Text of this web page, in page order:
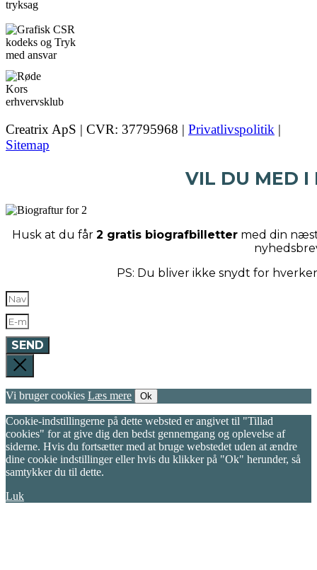
Creatrix ApS | CVR: 37795968 | Privatlivspolitik |
Sitemap
VIL DU MED I
Husk at du får 2 gratis biografbillettermed din
PS: Du bliver ikke snydt for
SEND
Vi bruger cookies Læs mere Ok
Cookie-indstillingerne på dette websted er angivet til "Tillad
cookies" for at give dig den bedst gennemgang og oplevelse af
siderne. Hvis du fortsætter med at bruge webstedet uden at ændre
dine cookie indstillinger eller hvis du klikker på "Ok" herunder, så
samtykker du til dette.
Luk